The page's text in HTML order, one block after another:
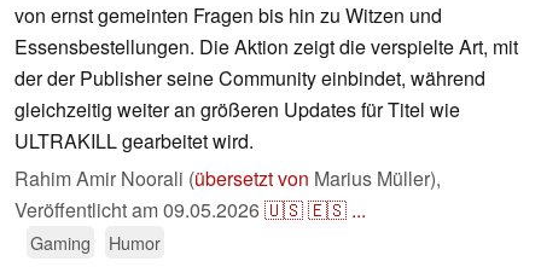
von ernst gemeinten Fragen bis hin zu Witzen und
Essensbestellungen. Die Aktion zeigt die verspielte Art, mit
der der Publisher seine Community einbindet, während
gleichzeitig weiter an größeren Updates für Titel wie
ULTRAKILL gearbeitet wird.
Rahim Amir Noorali (übersetzt von Marius Müller),
Veröffentlicht am09.05.2026🇺🇸🇪🇸 ...
Gaming Humor